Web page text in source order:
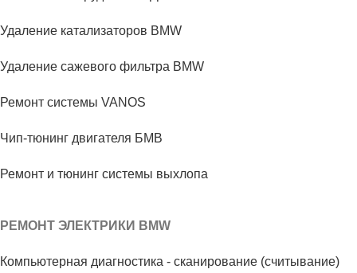
Удаление катализаторов BMW
Удаление сажевого фильтра BMW
Ремонт системы VANOS
Чип-тюнинг двигателя БМВ
Ремонт и тюнинг системы выхлопа
РЕМОНТ ЭЛЕКТРИКИ BMW
Компьютерная диагностика - сканирование (считывание)